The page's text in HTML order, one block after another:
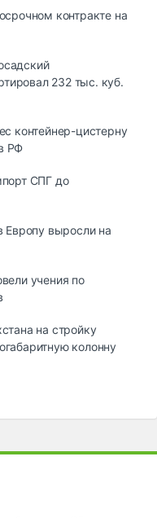
контракте на
232 тыс. куб.
контейнер-цистерну
РФ
СПГ до
Европу выросли на
учения по
на стройку
колонну